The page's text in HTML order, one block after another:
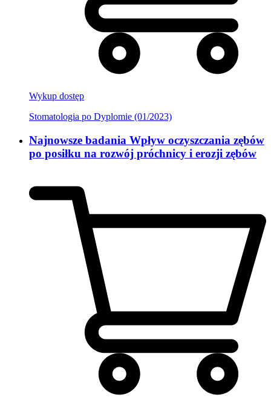
Wykup dostęp
Stomatologia po Dyplomie (01/2023)
Najnowsze badania Wpływ oczyszczania zębów
po posiłku na rozwój próchnicy i erozji zębów